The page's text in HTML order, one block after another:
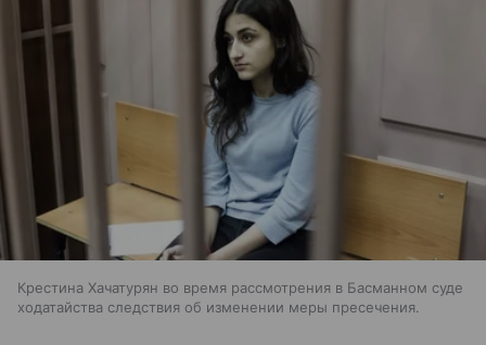
Крестина Хачатурян во время рассмотрения в Басманном суде
ходатайства следствия об изменении меры пресечения.